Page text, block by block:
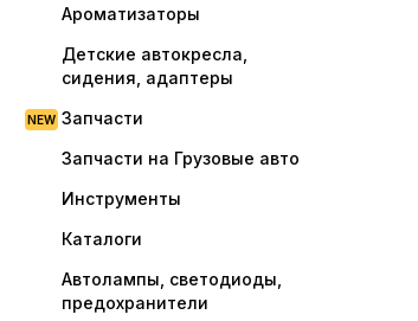
Ароматизаторы
Детские автокресла,
сидения, адаптеры
Запчасти
Запчасти на Грузовые авто
Инструменты
Каталоги
Автолампы, светодиоды,
предохранители